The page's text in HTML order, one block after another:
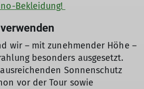
Bekleidung!
wir – mit zunehmender Höhe –
besonders ausgesetzt.
Sonnenschutz
vor der Tour sowie